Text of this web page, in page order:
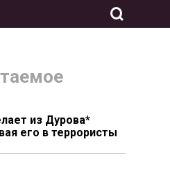
из Дурова*
его в террористы